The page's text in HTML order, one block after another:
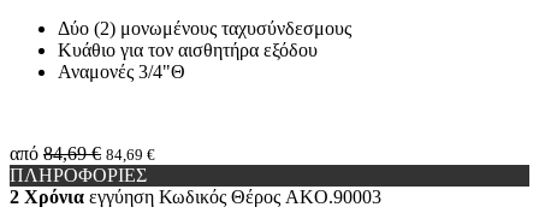
Δύο (2) μονωμένους ταχυσύνδεσμους
Κυάθιο για τον αισθητήρα εξόδου
Αναμονές 3/4"Θ
από 84,69 € 84,69 €
ΠΛΗΡΟΦΟΡΙΕΣ
2 Χρόνια εγγύηση Κωδικός Θέρος AKO.90003